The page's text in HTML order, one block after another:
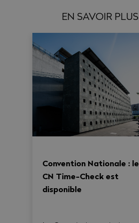
EN SAVOIR PLUS
Convention Nationale : le
CN Time-Check est
disponible